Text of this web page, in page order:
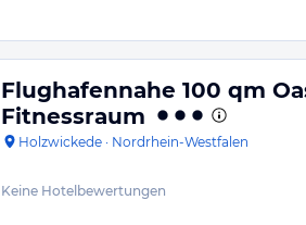
Flughafennahe 100 qm
Fitnessraum
Holzwickede · Nordrhein-Westfalen
Keine Hotelbewertungen